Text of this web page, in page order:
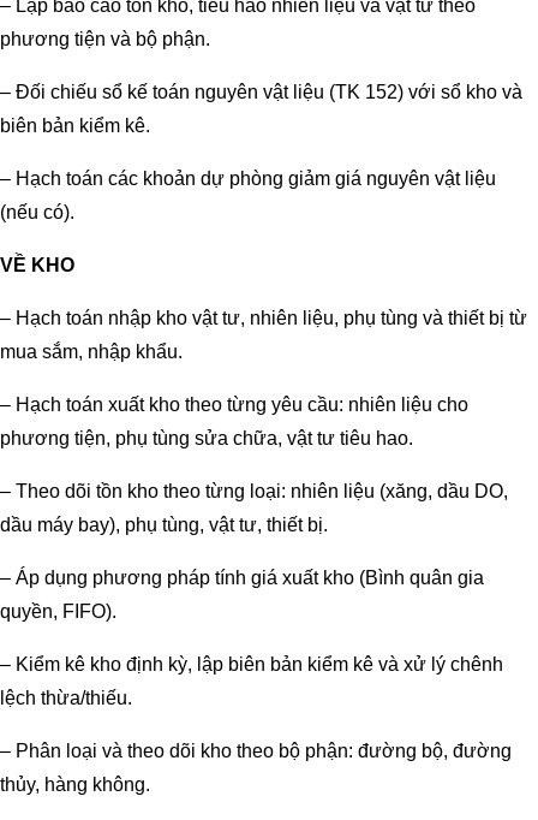
– Lập báo cáo tồn kho, tiêu hao nhiên liệu và vật tư theo
phương tiện và bộ phận.
– Đối chiếu sổ kế toán nguyên vật liệu (TK 152) với sổ kho và
biên bản kiểm kê.
– Hạch toán các khoản dự phòng giảm giá nguyên vật liệu
(nếu có).
VỀ KHO
– Hạch toán nhập kho vật tư, nhiên liệu, phụ tùng và thiết bị từ
mua sắm, nhập khẩu.
– Hạch toán xuất kho theo từng yêu cầu: nhiên liệu cho
phương tiện, phụ tùng sửa chữa, vật tư tiêu hao.
– Theo dõi tồn kho theo từng loại: nhiên liệu (xăng, dầu DO,
dầu máy bay), phụ tùng, vật tư, thiết bị.
– Áp dụng phương pháp tính giá xuất kho (Bình quân gia
quyền, FIFO).
– Kiểm kê kho định kỳ, lập biên bản kiểm kê và xử lý chênh
lệch thừa/thiếu.
– Phân loại và theo dõi kho theo bộ phận: đường bộ, đường
thủy, hàng không.